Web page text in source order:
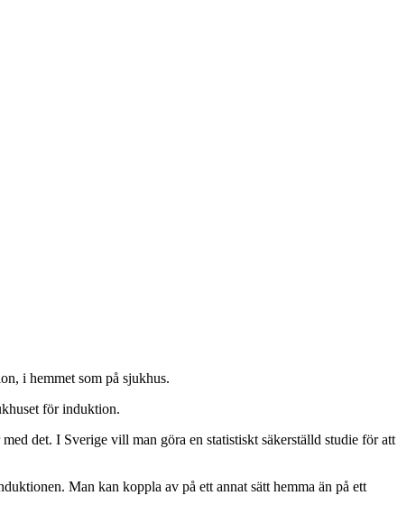
i hemmet som på sjukhus.
för induktion.
det. I Sverige vill man göra en statistiskt säkerställd studie för att
Man kan koppla av på ett annat sätt hemma än på ett